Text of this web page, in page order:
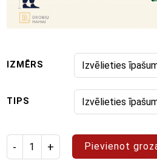
IZMĒRS
TIPS
Izstrādājuma daudzums:
Pievienot